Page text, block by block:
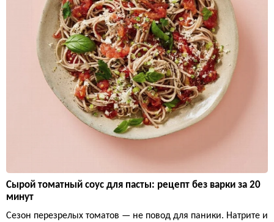
Сырой томатный соус для пасты: рецепт без варки за 20
минут
Сезон перезрелых томатов — не повод для паники. Натрите и